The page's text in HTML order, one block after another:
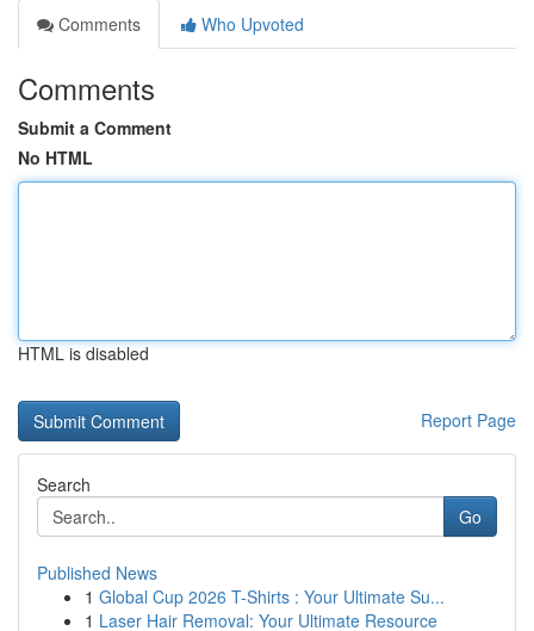
Comments
Who Upvoted
Comments
Submit a Comment
No HTML
HTML is disabled
Report Page
Search
Go
Published News
1 Global Cup 2026 T-Shirts : Your Ultimate Su...
1 Laser Hair Removal: Your Ultimate Resource